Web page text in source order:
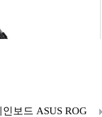
보드 ASUS ROG